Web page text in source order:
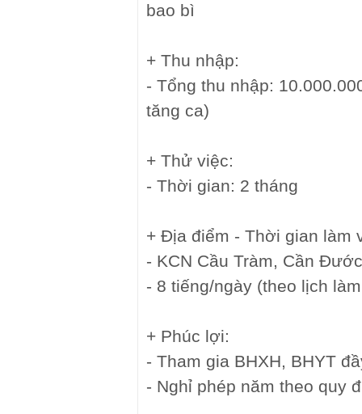
bao bì
+ Thu nhập:
- Tổng thu nhập:
tăng ca)
+ Thử việc:
- Thời gian: 2 tháng
+ Địa điểm - Thời gian làm
- KCN Cầu Tràm, Cần
- 8 tiếng/ngày (theo lịch
+ Phúc lợi:
- Tham gia BHXH, BHYT
- Nghỉ phép năm theo quy